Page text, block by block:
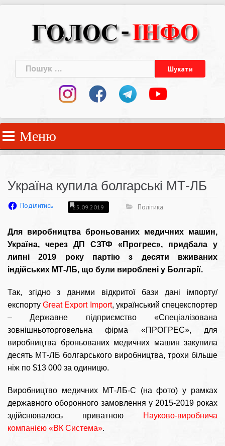
Пошук:
Меню
Україна купила болгарські МТ-ЛБ
Поділитись 25.09.2019 Політика
Для виробництва броньованих медичних машин,
Україна, через ДП СЗТФ «Прогрес», придбала у
липні 2019 року партію з десяти вживаних
індійських МТ-ЛБ, що були вироблені у Болгарії.
Так, згідно з даними відкритої бази дані імпорту/
експортуGreat Export Import, український спецекспортер
– Державне підприємство «Спеціалізована
зовнішньоторговельна фірма «ПРОГРЕС», для
виробництва броньованих медичних машин закупила
десять МТ-ЛБ болгарського виробництва, трохи більше
ніж по $13 000 за одиницю.
Виробництво медичних МТ-ЛБ-С (на фото) у рамках
державного оборонного замовлення у 2015-2019 роках
здійснювалось приватною
Науково-виробнича
компанією «ВК Система».